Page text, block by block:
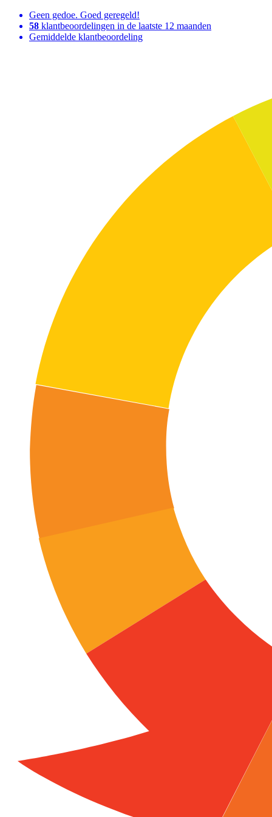
Geen gedoe. Goed geregeld!
58 klantbeoordelingen in de laatste 12 maanden
Gemiddelde klantbeoordeling